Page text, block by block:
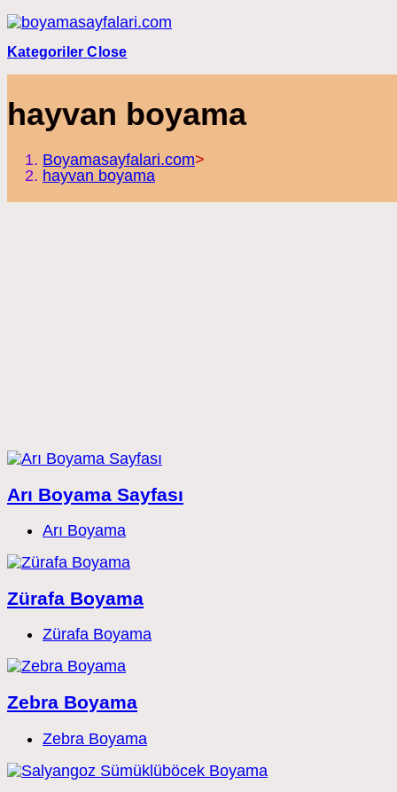
Skip
to
content
Kategoriler Close
hayvan boyama
Boyamasayfalari.com>
hayvan boyama
Arı Boyama Sayfası
Post
Arı Boyama
Zürafa Boyama
Post
Zürafa Boyama
Zebra Boyama
Post
Zebra Boyama